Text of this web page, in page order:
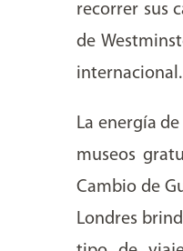
recorrer sus
de
internacional.
La energía
museos
Cambio de
Londres